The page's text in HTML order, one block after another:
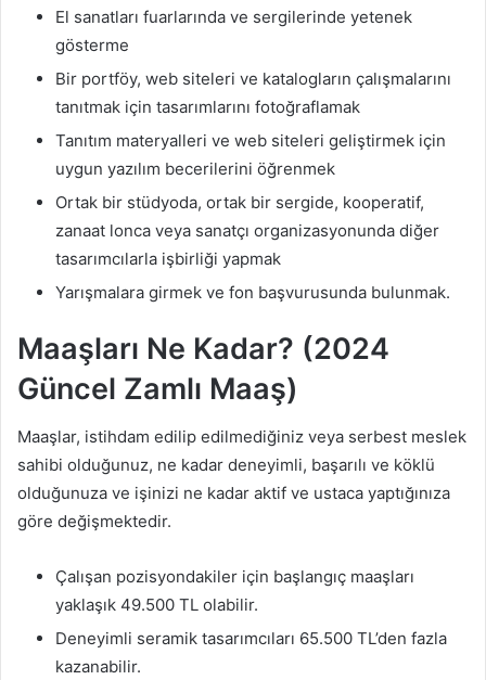
El sanatları fuarlarında ve sergilerinde yetenek
gösterme
Bir portföy, web siteleri ve katalogların çalışmalarını
tanıtmak için tasarımlarını fotoğraflamak
Tanıtım materyalleri ve web siteleri geliştirmek için
uygun yazılım becerilerini öğrenmek
Ortak bir stüdyoda, ortak bir sergide, kooperatif,
zanaat lonca veya sanatçı organizasyonunda diğer
tasarımcılarla işbirliği yapmak
Yarışmalara girmek ve fon başvurusunda bulunmak.
Maaşları Ne Kadar? (2024
Güncel Zamlı Maaş)
Maaşlar, istihdam edilip edilmediğiniz veya serbest meslek
sahibi olduğunuz, ne kadar deneyimli, başarılı ve köklü
olduğunuza ve işinizi ne kadar aktif ve ustaca yaptığınıza
göre değişmektedir.
Çalışan pozisyondakiler için başlangıç ​​maaşları
yaklaşık 49.500 TL olabilir.
Deneyimli seramik tasarımcıları 65.500 TL’den fazla
kazanabilir.